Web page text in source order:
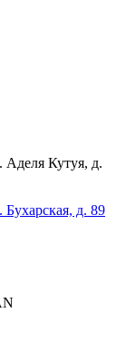
Аделя Кутуя, д.
Бухарская, д. 89